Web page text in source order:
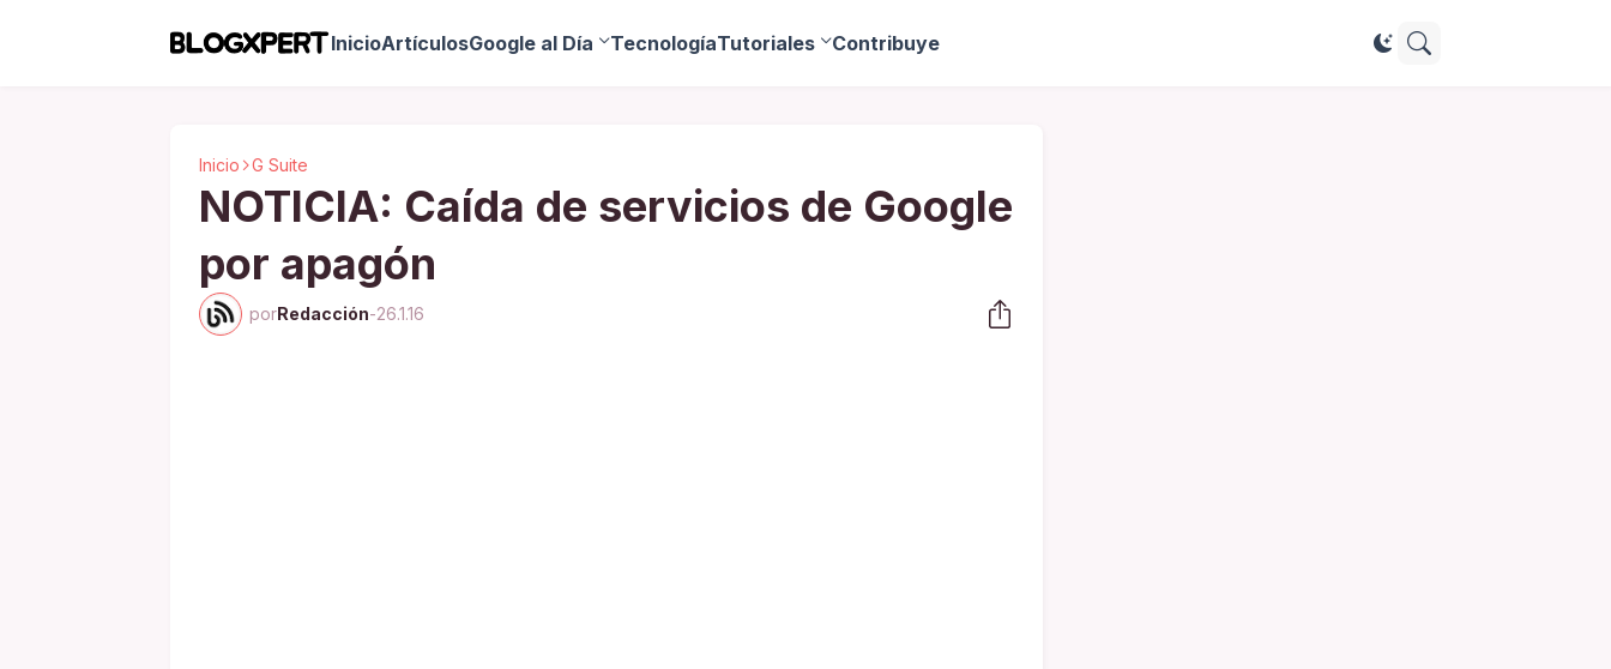
InicioArtículosGoogle al Día TecnologíaTutoriales Contribuye
Inicio G Suite
NOTICIA: Caída de servicios de Google
por apagón
porRedacción-26.1.16